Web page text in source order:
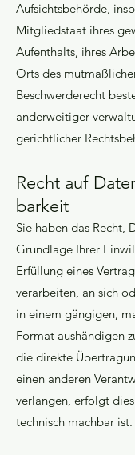
Aufsichtsbehörde,
Mitgliedstaat ihres
Aufenthalts, ihres
Orts des
Beschwerderecht
anderweitiger
gerichtlicher
Recht auf
barkeit
Sie haben das Recht,
Grundlage Ihrer
Erfüllung eines
verarbeiten, an sich
in einem gängigen,
Format aushändigen
die direkte
einen anderen
verlangen, erfolgt
technisch machbar ist.